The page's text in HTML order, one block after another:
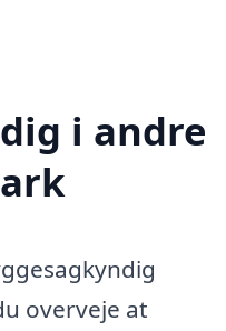
i andre
overveje at